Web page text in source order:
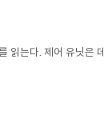
읽는다. 제어 유닛은